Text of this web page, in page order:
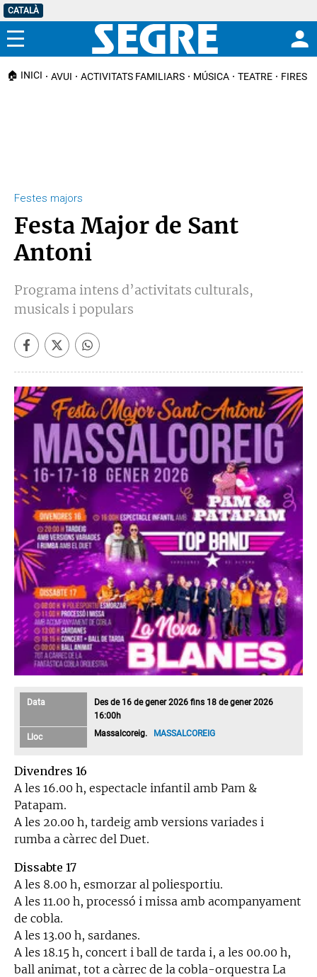
CATALÀ
Menú
🏠 INICI AVUI ACTIVITATS FAMILIARS MÚSICA TEATRE FIRES I
Festes majors
Festa Major de Sant
Antoni
Programa intens d’activitats culturals,
musicals i populars
Data
Des de 16 de gener 2026 fins 18 de gener 2026
16:00h
Lloc Massalcoreig. MASSALCOREIG
Divendres 16
A les 16.00 h, espectacle infantil amb Pam &
Patapam.
A les 20.00 h, tardeig amb versions variades i
rumba a càrrec del Duet.
Dissabte 17
A les 8.00 h, esmorzar al poliesportiu.
A les 11.00 h, processó i missa amb acompanyament
de cobla.
A les 13.00 h, sardanes.
A les 18.15 h, concert i ball de tarda i, a les 00.00 h,
ball animat, tot a càrrec de la cobla-orquestra La